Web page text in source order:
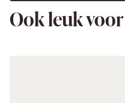
Ook leuk